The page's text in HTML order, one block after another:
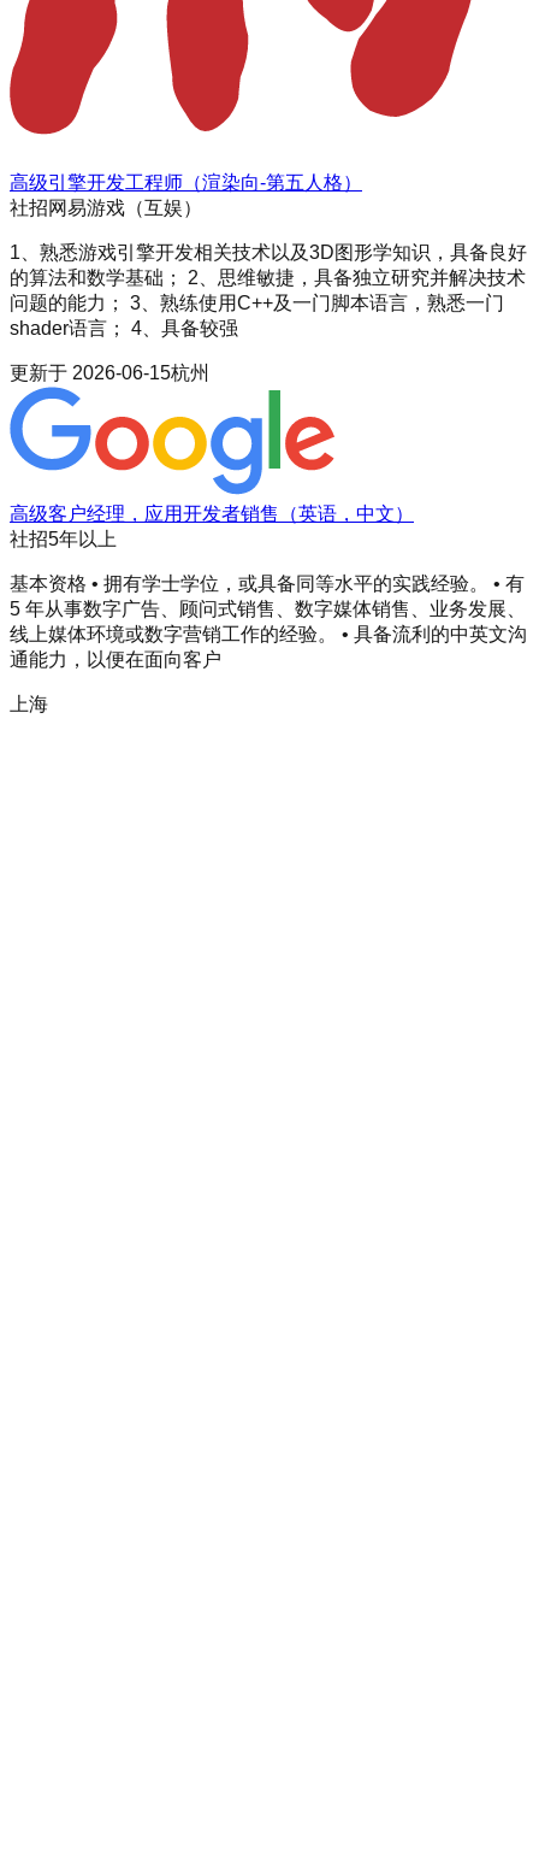
高级引擎开发工程师（渲染向-第五人格）
社招网易游戏（互娱）
1、熟悉游戏引擎开发相关技术以及3D图形学知识，具备良好
的算法和数学基础； 2、思维敏捷，具备独立研究并解决技术
问题的能力； 3、熟练使用C++及一门脚本语言，熟悉一门
shader语言； 4、具备较强
更新于 2026-06-15杭州
高级客户经理，应用开发者销售（英语，中文）
社招5年以上
基本资格 • 拥有学士学位，或具备同等水平的实践经验。 • 有
5 年从事数字广告、顾问式销售、数字媒体销售、业务发展、
线上媒体环境或数字营销工作的经验。 • 具备流利的中英文沟
通能力，以便在面向客户
上海